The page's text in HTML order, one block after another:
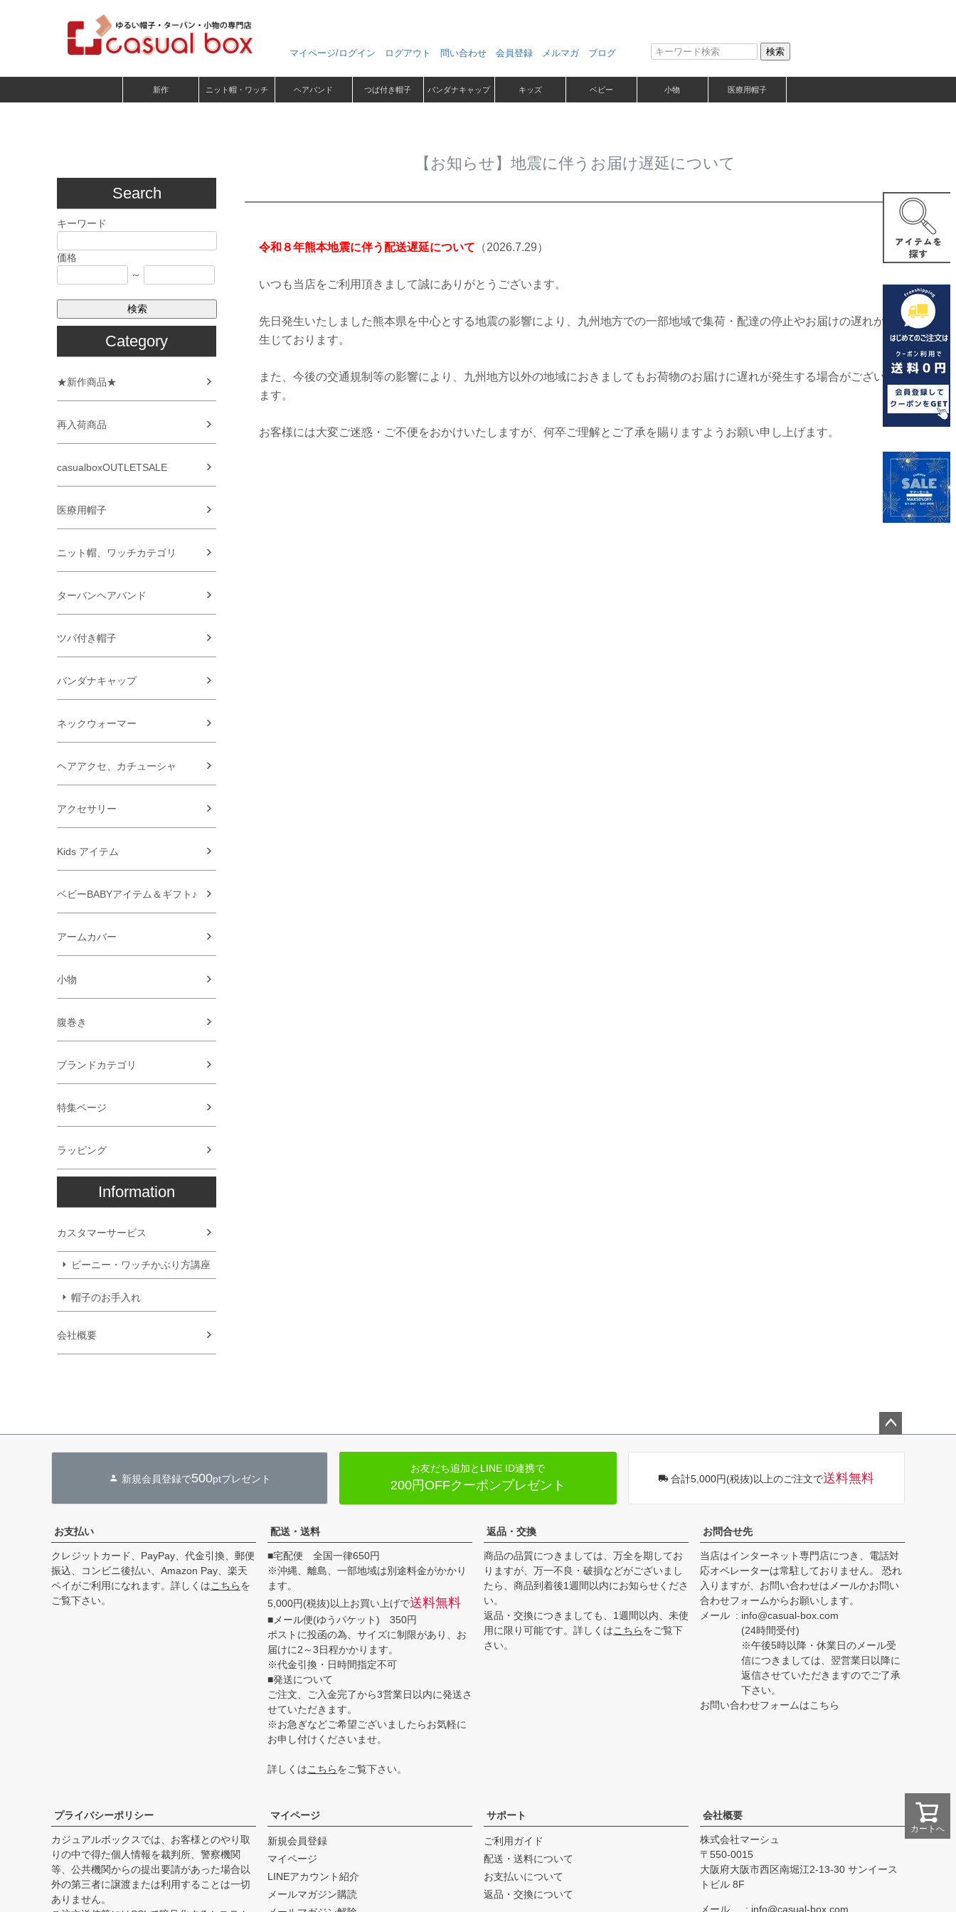
マイページ/ログイン ログアウト 問い合わせ 会員登録 メルマガ ブログ 検索
カートへ
新作 ニット帽・ワッチ ヘアバンド つば付き帽子 バンダナキャップ キッズ ベビー 小物 医療用帽子
Search
キーワード
価格
～
検索
Category
★新作商品★
再入荷商品
casualboxOUTLETSALE
医療用帽子
ニット帽、ワッチカテゴリ
ターバンヘアバンド
ツバ付き帽子
バンダナキャップ
ネックウォーマー
ヘアアクセ、カチューシャ
アクセサリー
Kids アイテム
ベビーBABYアイテム＆ギフト♪
アームカバー
小物
腹巻き
ブランドカテゴリ
特集ページ
ラッピング
Information
カスタマーサービス
ビーニー・ワッチかぶり方講座
帽子のお手入れ
会社概要
【お知らせ】地震に伴うお届け遅延について
令和８年熊本地震に伴う配送遅延について （2026.7.29）
いつも当店をご利用頂きまして誠にありがとうございます。
先日発生いたしました熊本県を中心とする地震の影響により、九州地方での一部地域で集荷・配達の停止やお届けの遅れが
生じております。
また、今後の交通規制等の影響により、九州地方以外の地域におきましてもお荷物のお届けに遅れが発生する場合がござい
ます。
お客様には大変ご迷惑・ご不便をおかけいたしますが、何卒ご理解とご了承を賜りますようお願い申し上げます。
新規会員登録で500ptプレゼント
お友だち追加とLINE ID連携で
200円OFFクーポンプレゼント 合計5,000円(税抜)以上のご注文で送料無料
お支払い
クレジットカード、PayPay、代金引換、郵便
振込、コンビニ後払い、Amazon Pay、楽天
ペイがご利用になれます。詳しくはこちらを
ご覧下さい。
配送・送料
■宅配便 全国一律650円
※沖縄、離島、一部地域は別途料金がかかり
ます。
5,000円(税抜)以上お買い上げで送料無料
■メール便(ゆうパケット) 350円
ポストに投函の為、サイズに制限があり、お
届けに2～3日程かかります。
※代金引換・日時間指定不可
■発送について
ご注文、ご入金完了から3営業日以内に発送さ
せていただきます。
※お急ぎなどご希望ございましたらお気軽に
お申し付けくださいませ。
詳しくはこちらをご覧下さい。
返品・交換
商品の品質につきましては、万全を期してお
りますが、万一不良・破損などがございまし
たら、商品到着後1週間以内にお知らせくださ
い。
返品・交換につきましても、1週間以内、未使
用に限り可能です。詳しくはこちらをご覧下
さい。
お問合せ先
当店はインターネット専門店につき、電話対
応オペレーターは常駐しておりません。 恐れ
入りますが、お問い合わせはメールかお問い
合わせフォームからお願いします。
メール
info@casual-box.com
(24時間受付)
※午後5時以降・休業日のメール受
信につきましては、翌営業日以降に
返信させていただきますのでご了承
下さい。
お問い合わせフォームはこちら
プライバシーポリシー
カジュアルボックスでは、お客様とのやり取
りの中で得た個人情報を裁判所、警察機関
等、公共機関からの提出要請があった場合以
外の第三者に譲渡または利用することは一切
ありません。
マイページ
新規会員登録
マイページ
LINEアカウント紹介
メールマガジン購読
サポート
ご利用ガイド
配送・送料について
お支払いについて
返品・交換について
会社概要
株式会社マーシュ
550-0015
大阪府大阪市西区南堀江2-13-30 サンイース
トビル 8F
メール info@casual-box.com